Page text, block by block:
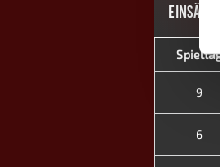
EINSÄTZE:
9
6